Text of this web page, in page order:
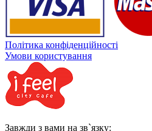
Політика конфіденційності
Умови користування
Завжди з вами на зв`язку: